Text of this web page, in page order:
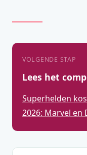
VOLGENDE STAP
Lees het
Superhelden
2026: Marvel en